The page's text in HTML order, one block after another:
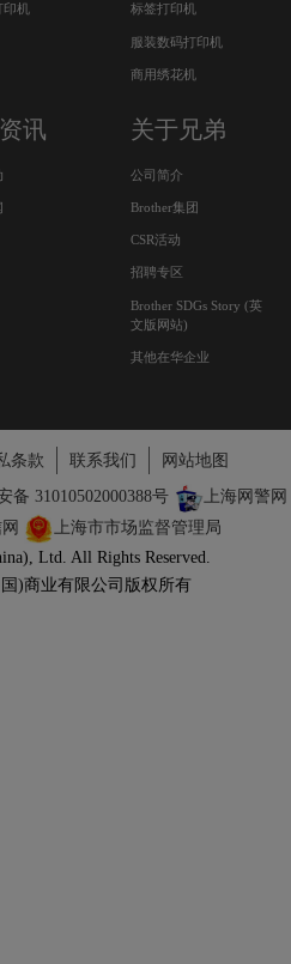
印机 标签打印机
服装数码打印机
商用绣花机
讯 关于兄弟
公司简介
Brother集团
CSR活动
招聘专区
Brother SDGs Story (英
文版网站)
其他在华企业
条款 联系我们
网站地图
备 31010502000388号
上海网警网
上海市市场监督管理局
Ltd. All Rights Reserved.
)商业有限公司版权所有